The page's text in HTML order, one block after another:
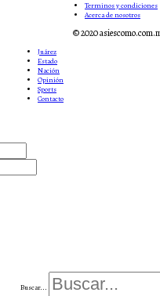
Terminos y condiciones
Acerca de nosotros
© 2020
Juárez
Estado
Nación
Opinión
Sports
Contacto
Buscar...